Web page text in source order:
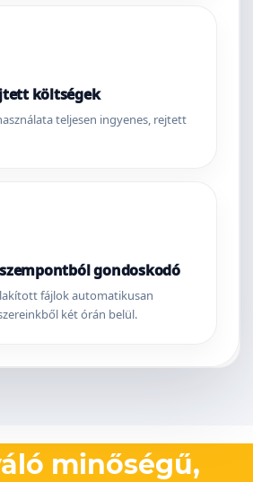
költségek
teljesen ingyenes, rejtett
gondoskodó
fájlok automatikusan
két órán belül.
minőségű,